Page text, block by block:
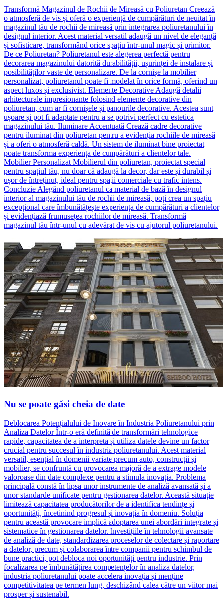
Transformă Magazinul de Rochii de Mireasă cu Poliuretan Creează
o atmosferă de vis și oferă o experiență de cumpărături de neuitat în
magazinul tău de rochii de mireasă prin integrarea poliuretanului în
designul interior. Acest material versatil adaugă un nivel de eleganță
și sofisticare, transformând orice spațiu într-unul magic și primitor.
De ce Poliuretan? Poliuretanul este alegerea perfectă pentru
decorarea magazinului datorită durabilității, ușurinței de instalare și
posibilităților vaste de personalizare. De la cornișe la mobilier
personalizat, poliuretanul poate fi modelat în orice formă, oferind un
aspect luxos și exclusivist. Elemente Decorative Adaugă detalii
arhitecturale impresionante folosind elemente decorative din
poliuretan, cum ar fi cornișele și panourile decorative. Acestea sunt
ușoare și pot fi adaptate pentru a se potrivi perfect cu estetica
magazinului tău. Iluminare Accentuată Crează cadre decorative
pentru iluminat din poliuretan pentru a evidenția rochiile de mireasă
și a oferi o atmosferă caldă. Un sistem de iluminat bine proiectat
poate transforma experiența de cumpărături a clientelor tale.
Mobilier Personalizat Mobilierul din poliuretan, proiectat special
pentru spațiul tău, nu doar că adaugă la decor, dar este și durabil și
ușor de întreținut, ideal pentru spații comerciale cu trafic intens.
Concluzie Alegând poliuretanul ca material de bază în designul
interior al magazinului tău de rochii de mireasă, poți crea un spațiu
excepțional care îmbunătățește experiența de cumpărături a clientelor
și evidențiază frumusețea rochiilor de mireasă. Transformă
magazinul tău într-unul cu adevărat de vis cu ajutorul poliuretanului.
Nu se poate găsi cheia de date
Deblocarea Potențialului de Inovare în Industria Poliuretanului prin
Analiza Datelor Într-o eră definită de transformări tehnologice
rapide, capacitatea de a interpreta și utiliza datele devine un factor
crucial pentru succesul în industria poliuretanului. Acest material
versatil, esențial în domenii variate precum auto, construcții și
mobilier, se confruntă cu provocarea majoră de a extrage modele
valoroase din date complexe pentru a stimula inovația. Problema
principală constă în lipsa unor instrumente de analiză avansată și a
unor standarde unificate pentru gestionarea datelor. Această situație
limitează capacitatea producătorilor de a identifica tendințe și
oportunități, încetinind progresul și inovația în domeniu. Soluția
pentru această provocare implică adoptarea unei abordări integrate și
sistematice în gestionarea datelor. Investițiile în tehnologii avansate
de analiză de date, standardizarea proceselor de colectare și raportare
a datelor, precum și colaborarea între companii pentru schimbul de
bune practici, pot debloca noi oportunități pentru industrie. Prin
focalizarea pe îmbunătățirea competențelor în analiza datelor,
industria poliuretanului poate accelera inovația și menține
competitivitatea pe termen lung, deschizând calea către un viitor mai
prosper și sustenabil.